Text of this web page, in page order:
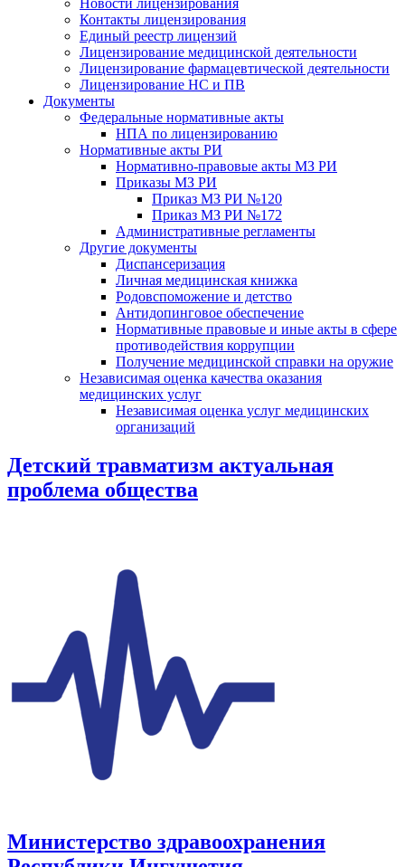
Контакты лицензирования
Единый реестр лицензий
Лицензирование медицинской деятельности
Лицензирование фармацевтической деятельности
Лицензирование НС и ПВ
Документы
Федеральные нормативные акты
НПА по лицензированию
Нормативные акты РИ
Нормативно-правовые акты МЗ РИ
Приказы МЗ РИ
Приказ МЗ РИ №120
Приказ МЗ РИ №172
Административные регламенты
Другие документы
Диспансеризация
Личная медицинская книжка
Родовспоможение и детство
Антидопинговое обеспечение
Нормативные правовые и иные акты в сфере
противодействия коррупции
Получение медицинской справки на оружие
Независимая оценка качества оказания
медицинских услуг
Независимая оценка услуг медицинскиx
организаций
Детский травматизм актуальная
проблема общества
Министерство здравоохранения